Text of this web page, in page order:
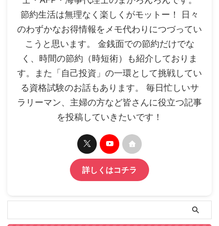
節約生活は無理なく楽しくがモットー！ 日々
のわずかなお得情報をメモ代わりにつづってい
こうと思います。 金銭面での節約だけでな
く、時間の節約（時短術）も紹介しておりま
す。また「自己投資」の一環として挑戦してい
る資格試験のお話もあります。 毎日忙しいサ
ラリーマン、主婦の方など皆さんに役立つ記事
を投稿していきたいです！
詳しくはコチラ